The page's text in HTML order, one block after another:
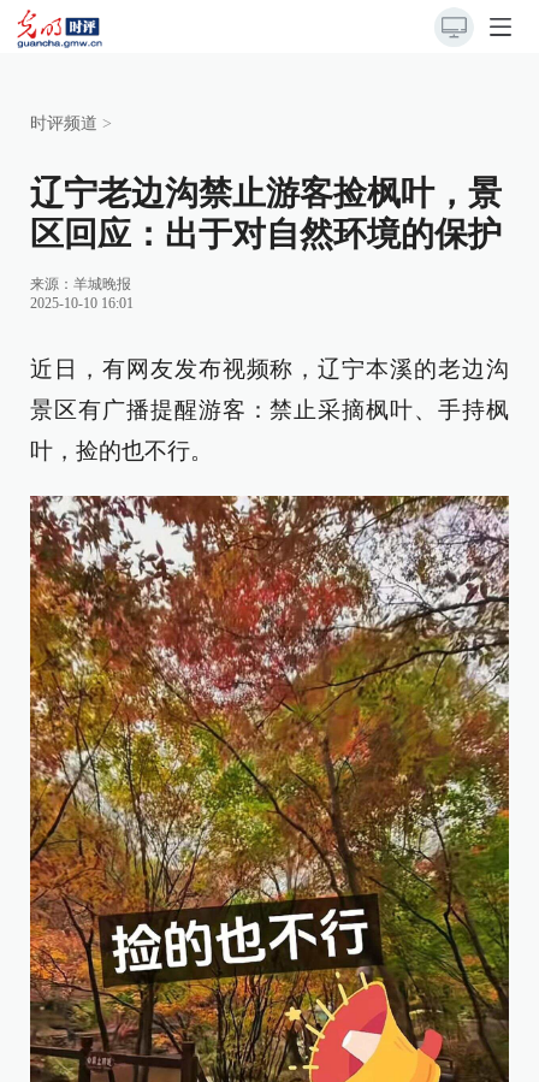
时评频道 >
辽宁老边沟禁止游客捡枫叶，景
区回应：出于对自然环境的保护
来源： 羊城晚报
2025-10-10 16:01
近日，有网友发布视频称，辽宁本溪的老边沟
景区有广播提醒游客：禁止采摘枫叶、手持枫
叶，捡的也不行。